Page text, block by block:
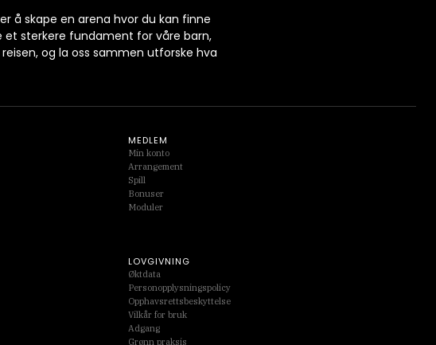
å skape en arena hvor du kan finne
et sterkere fundament for våre barn,
og la oss sammen utforske hva
MEDLEM
Min konto
Arrangement
Spill
Bonuser
Moduler
LOVGIVNING
Øktdata
Personopplysningspolicy
Opphavsrettsbeskyttelse
Vilkår for bruk
Adgang
Grønn praksis